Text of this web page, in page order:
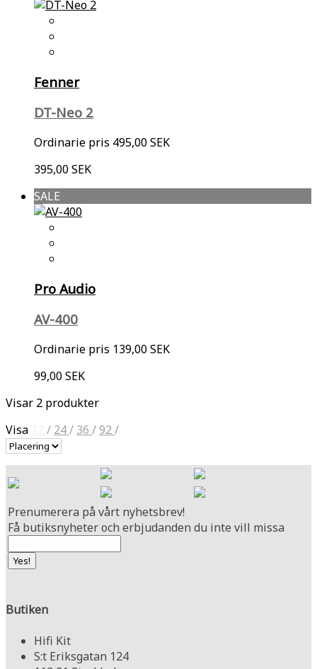
Fenner
DT-Neo 2
Ordinarie pris 495,00 SEK
395,00 SEK
SALE
Pro Audio
AV-400
Ordinarie pris 139,00 SEK
99,00 SEK
Visar 2 produkter
Visa
/ 24/ 36 /92/
Prenumerera på vårt nyhetsbrev!
Få butiksnyheter och erbjudanden du inte vill missa
Butiken
Hifi Kit
S:t Eriksgatan 124